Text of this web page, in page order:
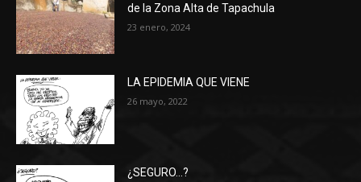
de la Zona Alta de Tapachula
23 enero, 2024
LA EPIDEMIA QUE VIENE
26 mayo, 2022
¿SEGURO…?